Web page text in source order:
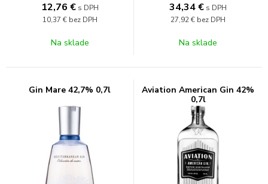
12,76 € s DPH
10,37 € bez DPH
Na sklade
34,34€ s DPH
27,92 € bez DPH
Na sklade
Gin Mare 42,7% 0,7l
Aviation American Gin 42%
0,7l